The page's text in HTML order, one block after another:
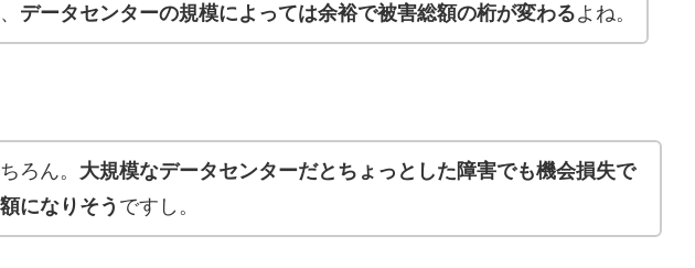
データセンターの規模によっては余裕で被害総額の桁が変わるよね。
ろん。 大規模なデータセンターだとちょっとした障害でも機会損失で
になりそう ですし。